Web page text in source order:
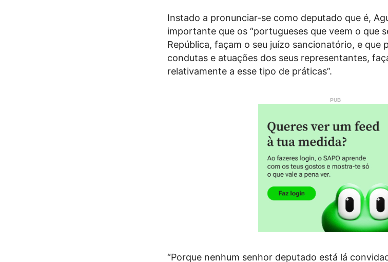
Instado a pronunciar-se como deputado que é,
importante que os “portugueses que veem o que
República, façam o seu juízo sancionatório, e que
condutas e atuações dos seus representantes,
relativamente a esse tipo de práticas”.
“Porque nenhum senhor deputado está lá